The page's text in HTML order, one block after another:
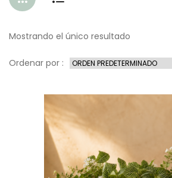
Mostrando el único resultado
Ordenar por :